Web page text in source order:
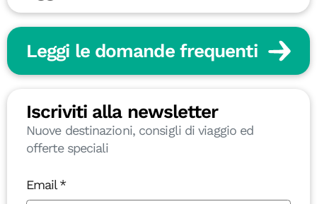
Leggi le domande frequenti
Iscriviti alla newsletter
Nuove destinazioni, consigli di viaggio ed
offerte speciali
Email